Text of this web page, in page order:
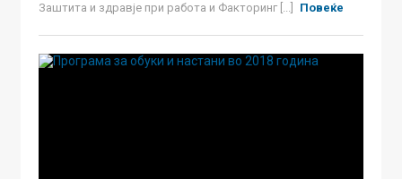
Заштита и здравје при работа и Факторинг [...]
Повеќе